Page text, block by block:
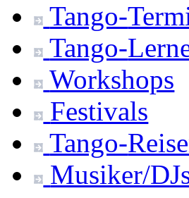
Tango-
Tango-
Workshops
Festivals
Tango-
Musiker/